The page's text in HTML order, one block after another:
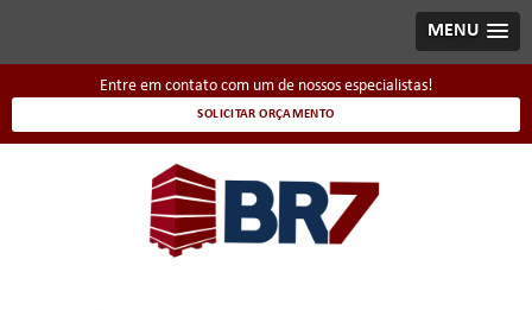
MENU
Entre em contato com um de nossos especialistas!
SOLICITAR ORÇAMENTO